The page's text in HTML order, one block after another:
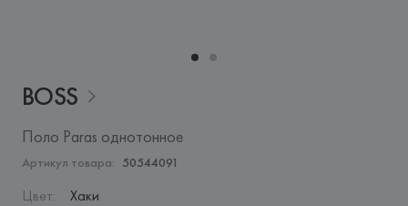
BOSS
Поло Paras однотонное
Артикул товара: 50544091
Цвет: Хаки